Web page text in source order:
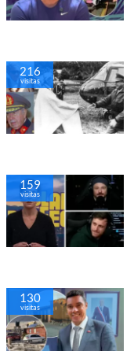
216
visitas
159
visitas
130
visitas